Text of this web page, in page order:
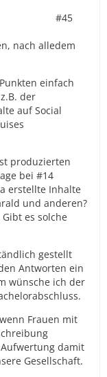
#45
nach alledem
einfach
der
auf Social
produzierten
bei #14
erstellte Inhalte
und anderen?
es solche
gestellt
Antworten ein
wünsche ich der
Frauen mit
damit
Gesellschaft.